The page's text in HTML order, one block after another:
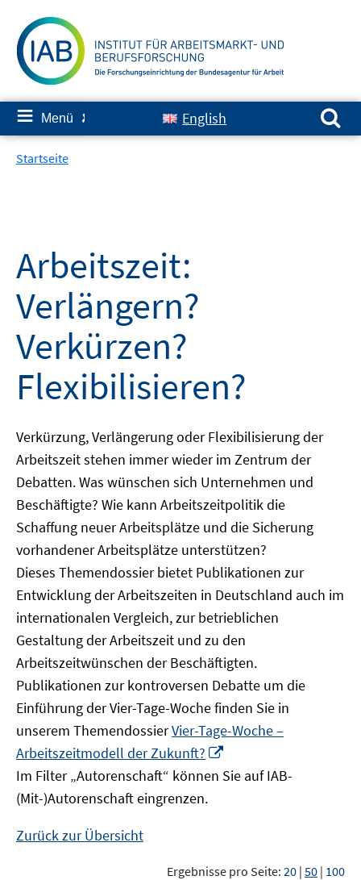
zum
Inhalt
≡ Menü ✘ English
Suchen nach:
Startseite
Arbeitszeit:
Verlängern?
Verkürzen?
Flexibilisieren?
Verkürzung, Verlängerung oder Flexibilisierung der
Arbeitszeit stehen immer wieder im Zentrum der
Debatten. Was wünschen sich Unternehmen und
Beschäftigte? Wie kann Arbeitszeitpolitik die
Schaffung neuer Arbeitsplätze und die Sicherung
vorhandener Arbeitsplätze unterstützen?
Dieses Themendossier bietet Publikationen zur
Entwicklung der Arbeitszeiten in Deutschland auch im
internationalen Vergleich, zur betrieblichen
Gestaltung der Arbeitszeit und zu den
Arbeitszeitwünschen der Beschäftigten.
Publikationen zur kontroversen Debatte um die
Einführung der Vier-Tage-Woche finden Sie in
unserem ThemendossierVier-Tage-Woche –
Arbeitszeitmodell der Zukunft?
neuem
Im Filter „Autorenschaft“ können Sie auf IAB-
(Mit-)Autorenschaft eingrenzen.
Zurück zur Übersicht
Ergebnisse pro Seite: 20 | 50 | 100